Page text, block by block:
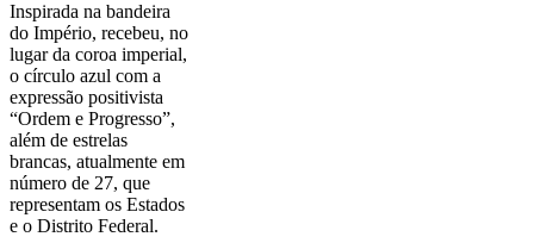
Inspirada na bandeira
do Império, recebeu, no
lugar da coroa imperial,
o círculo azul com a
expressão positivista
“Ordem e Progresso”,
além de estrelas
brancas, atualmente em
número de 27, que
representam os Estados
e o Distrito Federal.